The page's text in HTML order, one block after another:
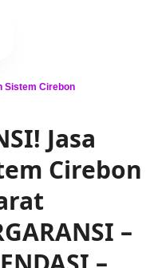
Sistem Cirebon
Jasa
Cirebon
–